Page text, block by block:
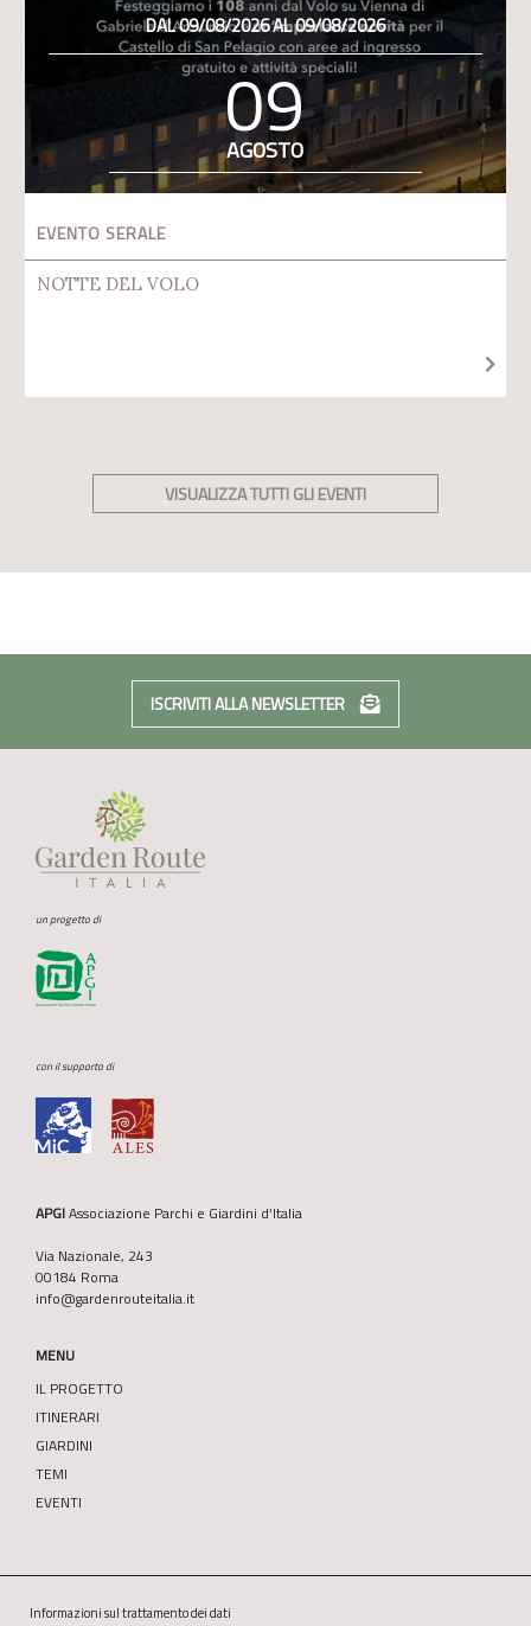
DAL 09/08/2026 AL 09/08/2026
09
AGOSTO
EVENTO SERALE
NOTTE DEL VOLO
VISUALIZZA TUTTI GLI EVENTI
ISCRIVITI ALLA NEWSLETTER
un progetto di
con il supporto di
APGIAssociazione Parchi e Giardini d’Italia
Via Nazionale, 243
00184 Roma
info@gardenrouteitalia.it
MENU
IL PROGETTO
ITINERARI
GIARDINI
TEMI
EVENTI
Informazioni sul trattamento dei dati